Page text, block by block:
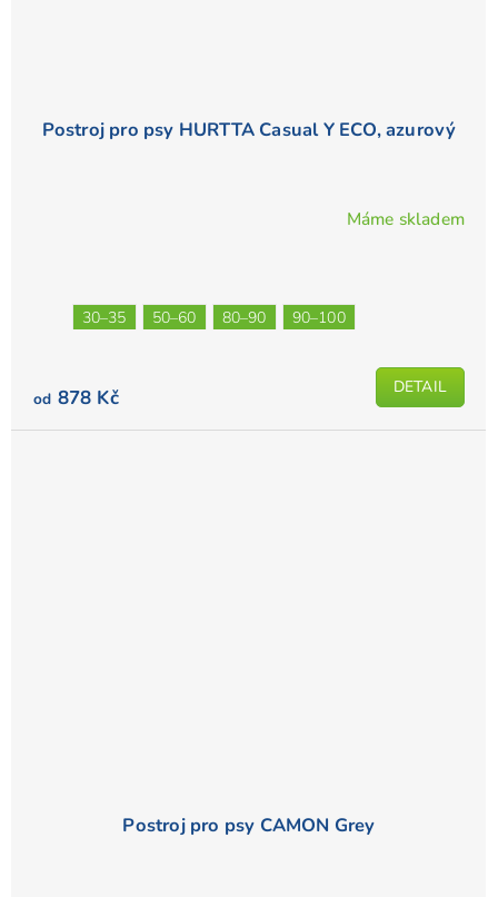
Postroj pro psy HURTTA Casual Y ECO, azurový
Máme skladem
od 878 Kč DETAIL
30–35 50–60 80–90 90–100
Postroj pro psy CAMON Grey